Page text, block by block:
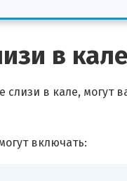
в кале
в кале, могут
включать: